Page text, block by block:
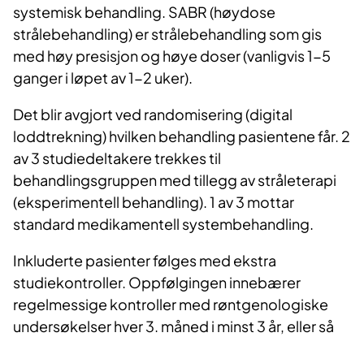
systemisk behandling. SABR (høydose
strålebehandling) er strålebehandling som gis
med høy presisjon og høye doser (vanligvis 1-5
ganger i løpet av 1-2 uker).
Det blir avgjort ved randomisering (digital
loddtrekning) hvilken behandling pasientene får. 2
av 3 studiedeltakere trekkes til
behandlingsgruppen med tillegg av stråleterapi
(eksperimentell behandling). 1 av 3 mottar
standard medikamentell systembehandling.
Inkluderte pasienter følges med ekstra
studiekontroller. Oppfølgingen innebærer
regelmessige kontroller med røntgenologiske
undersøkelser hver 3. måned i minst 3 år, eller så